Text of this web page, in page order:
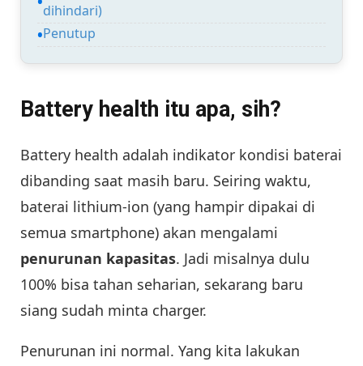
dihindari)
Penutup
Battery health itu apa, sih?
Battery health adalah indikator kondisi baterai
dibanding saat masih baru. Seiring waktu,
baterai lithium-ion (yang hampir dipakai di
semua smartphone) akan mengalami
penurunan kapasitas. Jadi misalnya dulu
100% bisa tahan seharian, sekarang baru
siang sudah minta charger.
Penurunan ini normal. Yang kita lakukan